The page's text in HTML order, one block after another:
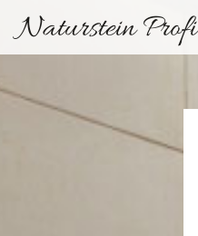
Naturstein Profi